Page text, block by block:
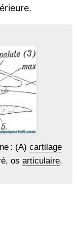
: (A) cartilage
os articulaire,